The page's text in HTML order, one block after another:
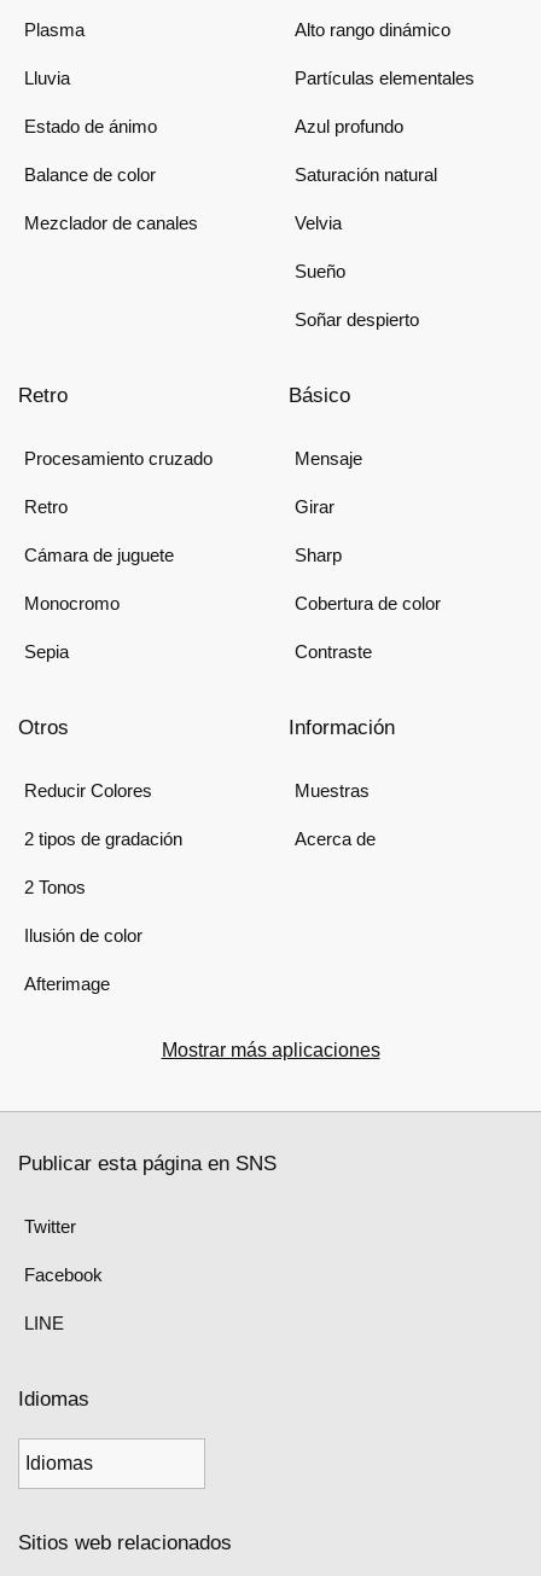
Plasma
Lluvia
Estado de ánimo
Balance de color
Mezclador de canales
Alto rango dinámico
Partículas elementales
Azul profundo
Saturación natural
Velvia
Sueño
Soñar despierto
Retro
Procesamiento cruzado
Retro
Cámara de juguete
Monocromo
Sepia
Básico
Mensaje
Girar
Sharp
Cobertura de color
Contraste
Otros
Reducir Colores
2 tipos de gradación
2 Tonos
Ilusión de color
Afterimage
Información
Muestras
Acerca de
Mostrar más aplicaciones
Publicar esta página en SNS
Twitter
Facebook
LINE
Idiomas
Sitios web relacionados